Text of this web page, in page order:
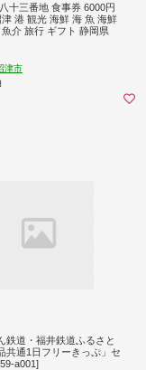
十三番地 食事券 6000円
港 観光 海鮮 海 魚 海鮮
介 旅行 ギフト 静岡県
津市
鉄道・福井鉄道ふるさと
共通1日フリーきっぷ」セ
a001]